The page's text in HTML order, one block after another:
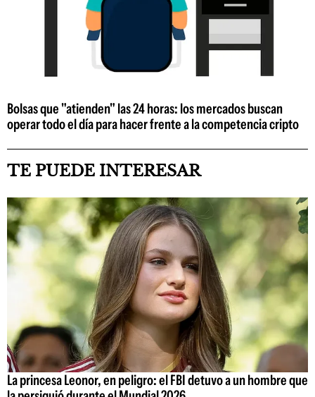
Bolsas que "atienden" las 24 horas: los mercados buscan
operar todo el día para hacer frente a la competencia cripto
TE PUEDE INTERESAR
La princesa Leonor, en peligro: el FBI detuvo a un hombre que